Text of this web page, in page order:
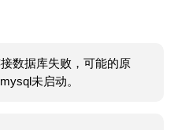
数据库失败，可能的原
未启动。